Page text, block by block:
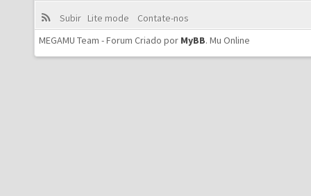
Subir Lite mode
Contate-nos
MEGAMU Team - Forum Criado por MyBB. Mu Online